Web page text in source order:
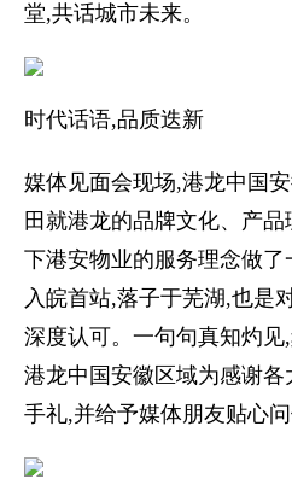
堂,共话城市未来。
时代话语,品质迭新
媒体见面会现场,港龙中国
田就港龙的品牌文化、产
下港安物业的服务理念做
入皖首站,落子于芜湖,也是
深度认可。一句句真知灼
港龙中国安徽区域为感谢
手礼,并给予媒体朋友贴心问